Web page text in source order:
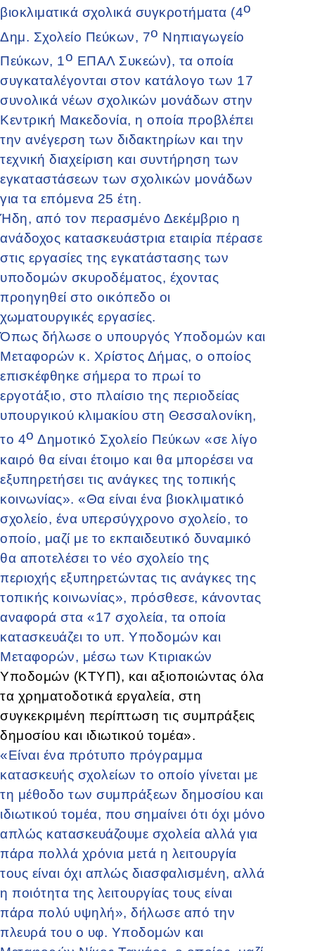
βιοκλιματικά σχολικά συγκροτήματα (4ο
Δημ. Σχολείο Πεύκων, 7ο Νηπιαγωγείο
Πεύκων, 1ο ΕΠΑΛ Συκεών), τα οποία
συγκαταλέγονται στον κατάλογο των 17
συνολικά νέων σχολικών μονάδων στην
Κεντρική Μακεδονία, η οποία προβλέπει
την ανέγερση των διδακτηρίων και την
τεχνική διαχείριση και συντήρηση των
εγκαταστάσεων των σχολικών μονάδων
για τα επόμενα 25 έτη.
Ήδη, από τον περασμένο Δεκέμβριο η
ανάδοχος κατασκευάστρια εταιρία πέρασε
στις εργασίες της εγκατάστασης των
υποδομών σκυροδέματος, έχοντας
προηγηθεί στο οικόπεδο οι
χωματουργικές εργασίες.
Όπως δήλωσε ο υπουργός Υποδομών και
Μεταφορών κ. Χρίστος Δήμας, ο οποίος
επισκέφθηκε σήμερα το πρωί το
εργοτάξιο, στο πλαίσιο της περιοδείας
υπουργικού κλιμακίου στη Θεσσαλονίκη,
το 4ο Δημοτικό Σχολείο Πεύκων «σε λίγο
καιρό θα είναι έτοιμο και θα μπορέσει να
εξυπηρετήσει τις ανάγκες της τοπικής
κοινωνίας». «Θα είναι ένα βιοκλιματικό
σχολείο, ένα υπερσύγχρονο σχολείο, το
οποίο, μαζί με το εκπαιδευτικό δυναμικό
θα αποτελέσει το νέο σχολείο της
περιοχής εξυπηρετώντας τις ανάγκες της
τοπικής κοινωνίας», πρόσθεσε, κάνοντας
αναφορά στα «17 σχολεία, τα οποία
κατασκευάζει το υπ. Υποδομών και
Μεταφορών, μέσω των Κτιριακών
Υποδομών (ΚΤΥΠ), και αξιοποιώντας όλα
τα χρηματοδοτικά εργαλεία, στη
συγκεκριμένη περίπτωση τις συμπράξεις
δημοσίου και ιδιωτικού τομέα».
«Είναι ένα πρότυπο πρόγραμμα
κατασκευής σχολείων το οποίο γίνεται με
τη μέθοδο των συμπράξεων δημοσίου και
ιδιωτικού τομέα, που σημαίνει ότι όχι μόνο
απλώς κατασκευάζουμε σχολεία αλλά για
πάρα πολλά χρόνια μετά η λειτουργία
τους είναι όχι απλώς διασφαλισμένη, αλλά
η ποιότητα της λειτουργίας τους είναι
πάρα πολύ υψηλή», δήλωσε από την
πλευρά του ο υφ. Υποδομών και